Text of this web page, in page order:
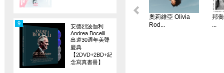
安德烈波伽利
Andrea Bocelli _
出道30週年美聲
慶典
【2DVD+2BD+紀
念寫真書冊】
9
奧莉維亞 Olivia
Rod...
邦
...